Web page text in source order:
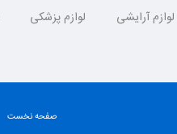
لوازم آرایشی لوازم پزشکی
صفحه نخست